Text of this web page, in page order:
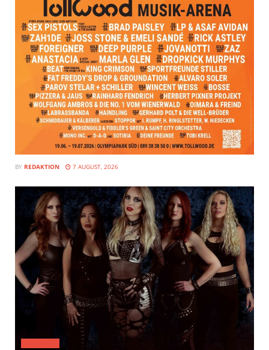
BY REDAKTION 7 AUGUST, 2026